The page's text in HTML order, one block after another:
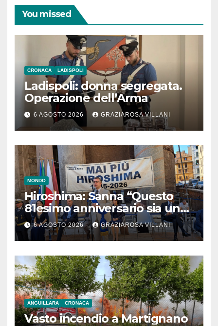
You missed
CRONACA LADISPOLI
Ladispoli: donna segregata.
Operazione dell’Arma
6 AGOSTO 2026 GRAZIAROSA VILLANI
MONDO
Hiroshima: Sanna “Questo
81esimo anniversario sia un
monito per tutti”
6 AGOSTO 2026 GRAZIAROSA VILLANI
ANGUILLARA CRONACA
Vasto incendio a Martignano